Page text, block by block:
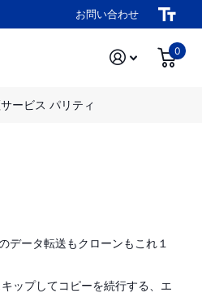
お問い合わせ
0
ービス パリティ
データ転送もクローンもこれ１
ップしてコピーを続行する、エ